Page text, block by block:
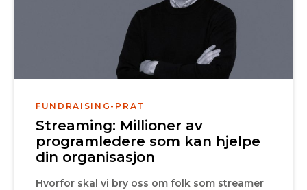
FUNDRAISING-PRAT
Streaming: Millioner av
programledere som kan hjelpe
din organisasjon
Hvorfor skal vi bry oss om folk som streamer